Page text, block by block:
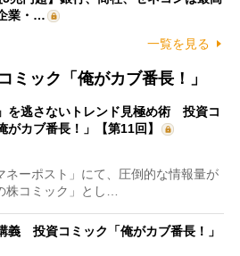
業・…
一覧を見る
ミック「俺がカブ番長！」
を逃さないトレンド見極め術 投資コ
がカブ番長！」【第11回】
ーポスト」にて、圧倒的な情報量が
株コミック」とし…
義 投資コミック「俺がカブ番長！」